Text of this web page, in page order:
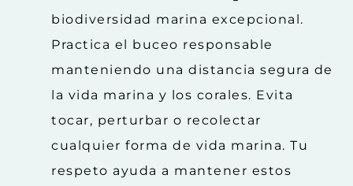
biodiversidad marina excepcional.
Practica el buceo responsable
manteniendo una distancia segura de
la vida marina y los corales. Evita
tocar, perturbar o recolectar
cualquier forma de vida marina. Tu
respeto ayuda a mantener estos